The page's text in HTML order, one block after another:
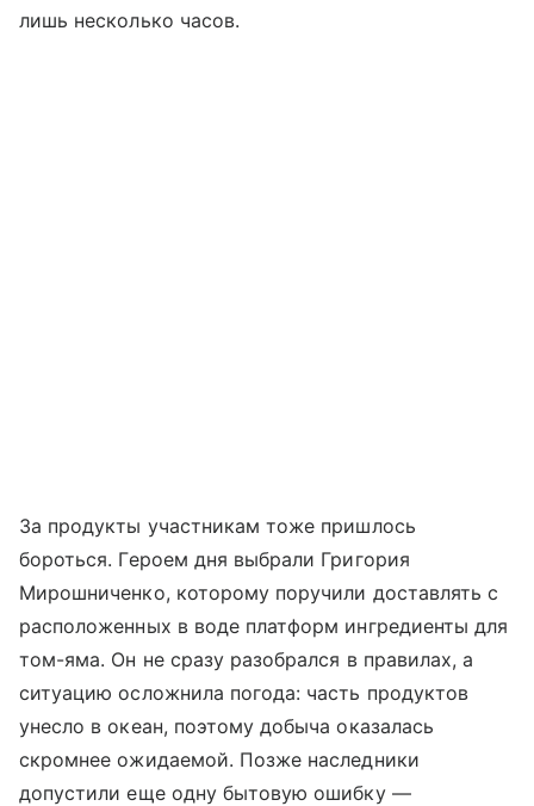
лишь несколько часов.
За продукты участникам тоже пришлось
бороться. Героем дня выбрали Григория
Мирошниченко, которому поручили доставлять с
расположенных в воде платформ ингредиенты для
том-яма. Он не сразу разобрался в правилах, а
ситуацию осложнила погода: часть продуктов
унесло в океан, поэтому добыча оказалась
скромнее ожидаемой. Позже наследники
допустили еще одну бытовую ошибку —